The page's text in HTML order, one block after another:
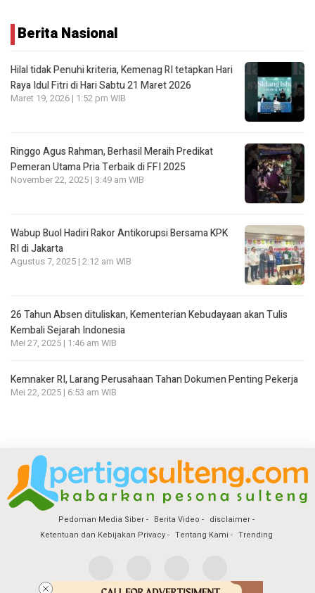
Berita Nasional
Hilal tidak Penuhi kriteria, Kemenag RI tetapkan Hari
Raya Idul Fitri di Hari Sabtu 21 Maret 2026
Maret 19, 2026 | 1:52 pm WIB
Ringgo Agus Rahman, Berhasil Meraih Predikat
Pemeran Utama Pria Terbaik di FFI 2025
November 22, 2025 | 3:49 am WIB
Wabup Buol Hadiri Rakor Antikorupsi Bersama KPK
RI di Jakarta
Agustus 7, 2025 | 2:12 am WIB
26 Tahun Absen dituliskan, Kementerian Kebudayaan akan Tulis
Kembali Sejarah Indonesia
Mei 27, 2025 | 1:46 am WIB
Kemnaker RI, Larang Perusahaan Tahan Dokumen Penting Pekerja
Mei 22, 2025 | 6:53 am WIB
Pedoman Media Siber Berita Video
disclaimer
Ketentuan dan Kebijakan Privacy
Tentang Kami Trending